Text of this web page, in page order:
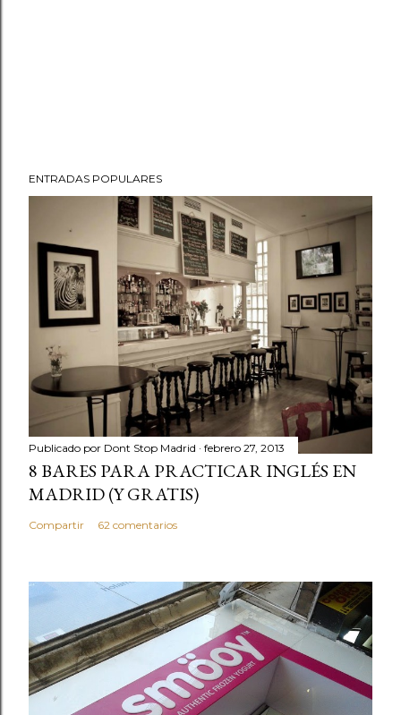
ENTRADAS POPULARES
Publicado por Dont Stop Madrid febrero 27, 2013
8 BARES PARA PRACTICAR INGLÉS EN
MADRID (Y GRATIS)
Compartir 62 comentarios